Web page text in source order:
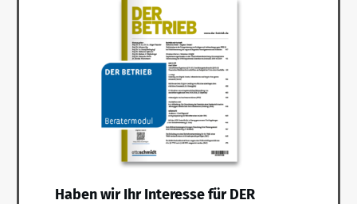
Haben wir Ihr Interesse für DER